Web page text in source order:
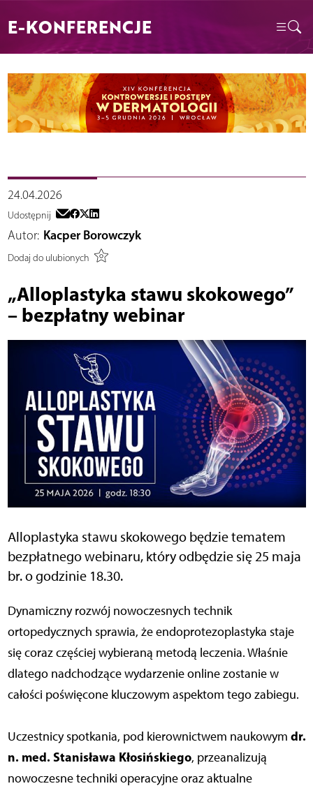
E-KONFERENCJE
24.04.2026
Udostępnij
Autor: Kacper Borowczyk
Dodaj do ulubionych
„Alloplastyka stawu skokowego”
– bezpłatny webinar
Alloplastyka stawu skokowego będzie tematem
bezpłatnego webinaru, który odbędzie się 25 maja
br. o godzinie 18.30.
Dynamiczny rozwój nowoczesnych technik
ortopedycznych sprawia, że endoprotezoplastyka staje
się coraz częściej wybieraną metodą leczenia. Właśnie
dlatego nadchodzące wydarzenie online zostanie w
całości poświęcone kluczowym aspektom tego zabiegu.
Uczestnicy spotkania, pod kierownictwem naukowym dr.
n. med. Stanisława Kłosińskiego, przeanalizują
nowoczesne techniki operacyjne oraz aktualne